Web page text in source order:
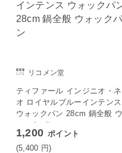
リコメン堂
ティファール インジニオ・ネ
オ ロイヤルブルーインテンス
ウォックパン 28cm 鍋全般 ウ
ォックパン
1,200 ポイント
(5,400 円)